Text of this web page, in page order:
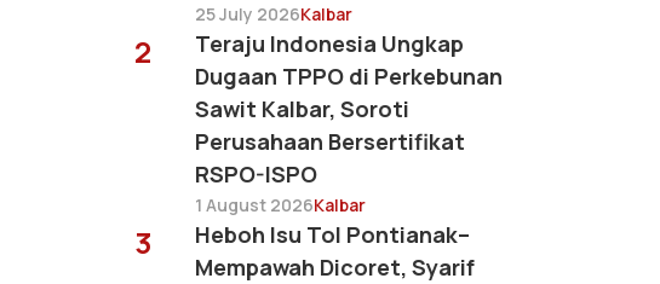
25 July 2026Kalbar
2
Teraju Indonesia Ungkap
Dugaan TPPO di Perkebunan
Sawit Kalbar, Soroti
Perusahaan Bersertifikat
RSPO-ISPO
1 August 2026Kalbar
3
Heboh Isu Tol Pontianak–
Mempawah Dicoret, Syarif